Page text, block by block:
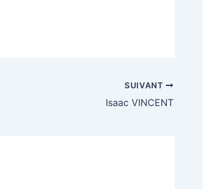
SUIVANT
Isaac VINCENT